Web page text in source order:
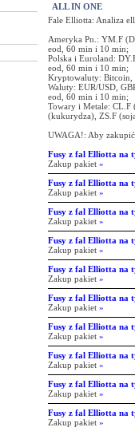
ALL IN ONE
Fale Elliotta: Analiza
Ameryka Pn.: YM.F
eod, 60 min i 10 min;
Polska i Euroland:
eod, 60 min i 10 min;
Kryptowaluty: Bitcoin,
Waluty: EUR/USD,
eod, 60 min i 10 min;
Towary i Metale: CL.F
(kukurydza), ZS.F
UWAGA!: Aby zakupić
Fusy z fal Elliotta na
Zakup pakiet »
Fusy z fal Elliotta na
Zakup pakiet »
Fusy z fal Elliotta na
Zakup pakiet »
Fusy z fal Elliotta na
Zakup pakiet »
Fusy z fal Elliotta na
Zakup pakiet »
Fusy z fal Elliotta na
Zakup pakiet »
Fusy z fal Elliotta na
Zakup pakiet »
Fusy z fal Elliotta na
Zakup pakiet »
Fusy z fal Elliotta na
Zakup pakiet »
Fusy z fal Elliotta na
Zakup pakiet »